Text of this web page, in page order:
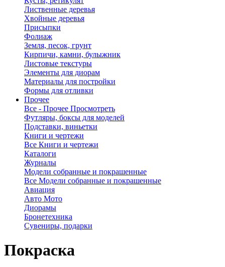
Лиственные деревья
Хвойные деревья
Присыпки
Фолиаж
Земля, песок, грунт
Кирпичи, камни, булыжник
Листовые текстуры
Элементы для диорам
Материалы для постройки
Формы для отливки
Прочее
Все - Прочее Просмотреть
Футляры, боксы для моделей
Подставки, виньетки
Книги и чертежи
Все Книги и чертежи
Каталоги
Журналы
Модели собранные и покрашенные
Все Модели собранные и покрашенные
Авиация
Авто Мото
Диорамы
Бронетехника
Сувениры, подарки
Покраска